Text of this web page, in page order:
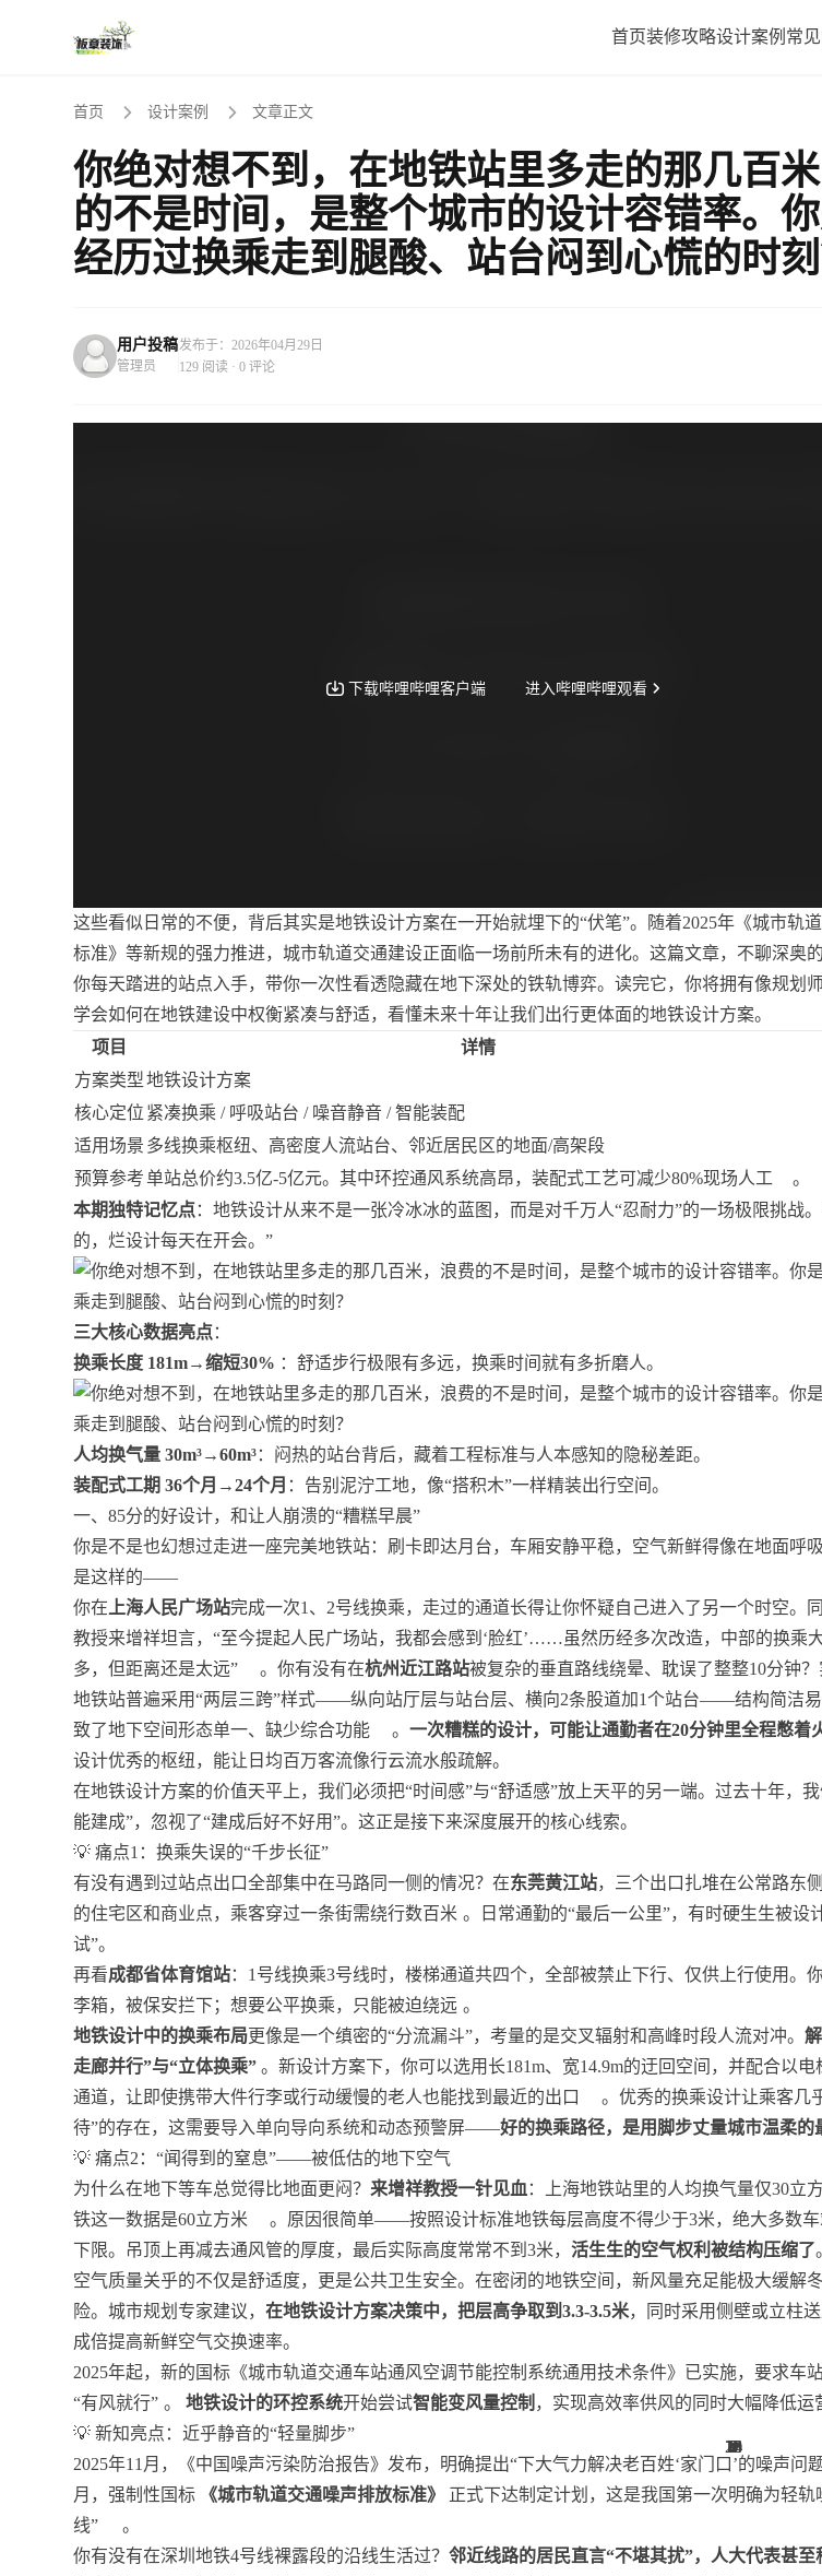
首页装修攻略设计案例 常
首页 设计案例 文章正文
你绝对想不到，在地铁站里多走的那几百
的不是时间，是整个城市的设计容错率。
经历过换乘走到腿酸、站台闷到心慌的时刻
用户投稿
管理员
发布于：2026年04月29日
129 阅读 · 0 评论
这些看似日常的不便，背后其实是地铁设计方案在一开始就埋下的“伏笔”。随着2025年《城市轨
标准》等新规的强力推进，城市轨道交通建设正面临一场前所未有的进化。这篇文章，不聊深奥
你每天踏进的站点入手，带你一次性看透隐藏在地下深处的铁轨博弈。读完它，你将拥有像规划师
学会如何在地铁建设中权衡紧凑与舒适，看懂未来十年让我们出行更体面的地铁设计方案。
项目
详情
方案类型地铁设计方案
核心定位 紧凑换乘 / 呼吸站台 / 噪音静音 / 智能装配
适用场景 多线换乘枢纽、高密度人流站台、邻近居民区的地面/高架段
预算参考单站总价约3.5亿-5亿元。其中环控通风系统高昂，装配式工艺可减少80%现场人工
6
。
本期独特记忆点：地铁设计从来不是一张冷冰冰的蓝图，而是对千万人“忍耐力”的一场极限挑战
的，烂设计每天在开会。”
三大核心数据亮点：
换乘长度 181m→缩短30% ：舒适步行极限有多远，换乘时间就有多折磨人。
人均换气量 30m³→60m³：闷热的站台背后，藏着工程标准与人本感知的隐秘差距。
装配式工期 36个月→24个月 ：告别泥泞工地，像“搭积木”一样精装出行空间。
一、85分的好设计，和让人崩溃的“糟糕早晨”
你是不是也幻想过走进一座完美地铁站：刷卡即达月台，车厢安静平稳，空气新鲜得像在地面呼
是这样的——
你在 上海人民广场站完成一次1、2号线换乘，走过的通道长得让你怀疑自己进入了另一个时空。
教授来增祥坦言，“至今提起人民广场站，我都会感到‘脸红’……虽然历经多次改造，中部的换乘
多，但距离还是太远”
14
。你有没有在杭州近江路站被复杂的垂直路线绕晕、耽误了整整10分钟？
地铁站普遍采用“两层三跨”样式——纵向站厅层与站台层、横向2条股道加1个站台——结构简洁
致了地下空间形态单一、缺少综合功能
14
。 一次糟糕的设计，可能让通勤者在20分钟里全程憋着
设计优秀的枢纽，能让日均百万客流像行云流水般疏解。
在地铁设计方案的价值天平上，我们必须把“时间感”与“舒适感”放上天平的另一端。过去十年，
能建成”，忽视了“建成后好不好用”。这正是接下来深度展开的核心线索。
💡 痛点1：换乘失误的“千步长征”
有没有遇到过站点出口全部集中在马路同一侧的情况？在东莞黄江站，三个出口扎堆在公常路东
的住宅区和商业点，乘客穿过一条街需绕行数百米 。日常通勤的“最后一公里”，有时硬生生被设
试”。
再看成都省体育馆站：1号线换乘3号线时，楼梯通道共四个，全部被禁止下行、仅供上行使用。
李箱，被保安拦下；想要公平换乘，只能被迫绕远 。
地铁设计中的换乘布局更像是一个缜密的“分流漏斗”，考量的是交叉辐射和高峰时段人流对冲。
走廊并行”与“立体换乘” 。新设计方案下，你可以选用长181m、宽14.9m的迂回空间，并配合以电
通道，让即使携带大件行李或行动缓慢的老人也能找到最近的出口
19
。优秀的换乘设计让乘客几
待”的存在，这需要导入单向导向系统和动态预警屏——好的换乘路径，是用脚步丈量城市温柔的
💡 痛点2：“闻得到的窒息”——被低估的地下空气
为什么在地下等车总觉得比地面更闷？ 来增祥教授一针见血 ：上海地铁站里的人均换气量仅30立
铁这一数据是60立方米
10
。原因很简单——按照设计标准地铁每层高度不得少于3米，绝大多数
下限。吊顶上再减去通风管的厚度，最后实际高度常常不到3米，活生生的空气权利被结构压缩了
空气质量关乎的不仅是舒适度，更是公共卫生安全。在密闭的地铁空间，新风量充足能极大缓解
险。城市规划专家建议，在地铁设计方案决策中，把层高争取到3.3-3.5米，同时采用侧壁或立柱
成倍提高新鲜空气交换速率。
2025年起，新的国标《城市轨道交通车站通风空调节能控制系统通用技术条件》已实施，要求车
“有风就行” 。地铁设计的环控系统开始尝试智能变风量控制 ，实现高效率供风的同时大幅降低运
💡 新知亮点：近乎静音的“轻量脚步”
2025年11月，《中国噪声污染防治报告》发布，明确提出“下大气力解决老百姓‘家门口’的噪声问
月，强制性国标
《城市轨道交通噪声排放标准》
正式下达制定计划，这是我国第一次明确为轻轨
线”
28
。
你有没有在深圳地铁4号线裸露段的沿线生活过？邻近线路的居民直言“不堪其扰”，人大代表甚至
2
2
6